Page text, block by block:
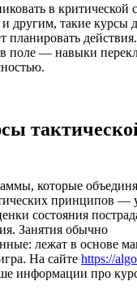
в критической
другим, такие курсы
планировать
в поле — навыки
которые
принципов —
состояния
Занятия обычно
лежат в основе
На сайте https://
информации про